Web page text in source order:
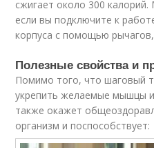
сжигает около 300
если вы подключите к
корпуса с помощью
Полезные свойства и
Помимо того, что шаговый
укрепить желаемые мышцы
также окажет
организм и поспособствует: